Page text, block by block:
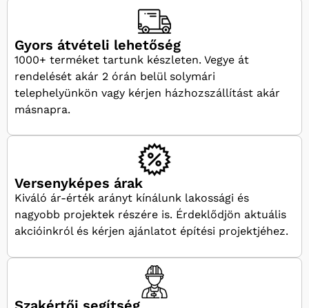
Gyors átvételi lehetőség
1000+ terméket tartunk készleten. Vegye át
rendelését akár 2 órán belül solymári
telephelyünkön vagy kérjen házhozszállítást akár
másnapra.
Versenyképes árak
Kiváló ár-érték arányt kínálunk lakossági és
nagyobb projektek részére is. Érdeklődjön aktuális
akcióinkról és kérjen ajánlatot építési projektjéhez.